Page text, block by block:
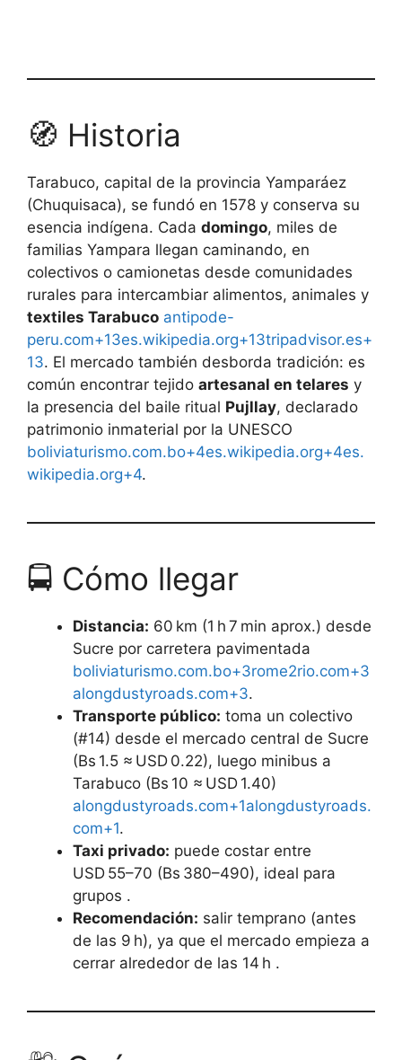
🧭 Historia
Tarabuco, capital de la provincia Yamparáez
(Chuquisaca), se fundó en 1578 y conserva su
esencia indígena. Cada domingo, miles de
familias Yampara llegan caminando, en
colectivos o camionetas desde comunidades
rurales para intercambiar alimentos, animales y
textiles Tarabuco antipode-
peru.com+13es.wikipedia.org+13tripadvisor.es+
13. El mercado también desborda tradición: es
común encontrar tejido artesanal en telares y
la presencia del baile ritual Pujllay, declarado
patrimonio inmaterial por la UNESCO
boliviaturismo.com.bo+4es.wikipedia.org+4es.
wikipedia.org+4.
🚍 Cómo llegar
Distancia: 60 km (1 h 7 min aprox.) desde
Sucre por carretera pavimentada
boliviaturismo.com.bo+3rome2rio.com+3
alongdustyroads.com+3.
Transporte público: toma un colectivo
(#14) desde el mercado central de Sucre
(Bs 1.5 ≈ USD 0.22), luego minibus a
Tarabuco (Bs 10 ≈ USD 1.40)
alongdustyroads.com+1alongdustyroads.
com+1.
Taxi privado: puede costar entre
USD 55–70 (Bs 380–490), ideal para
grupos .
Recomendación: salir temprano (antes
de las 9 h), ya que el mercado empieza a
cerrar alrededor de las 14 h .